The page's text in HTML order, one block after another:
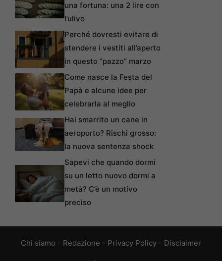
una fortuna: una 2 lire con
l’ulivo
Perché dovresti evitare di
stendere i vestiti all’aperto
in questo “pazzo” marzo
Come nasce la Festa del
Papà e alcune idee per
celebrarla al meglio
Hai smarrito un cane in
aeroporto? Rischi grosso:
la nuova sentenza shock
Sapevi che quando dormi
su un letto nuovo dormi a
metà? C’è un motivo
preciso
Chi siamo - Redazione - Privacy Policy - Disclaimer